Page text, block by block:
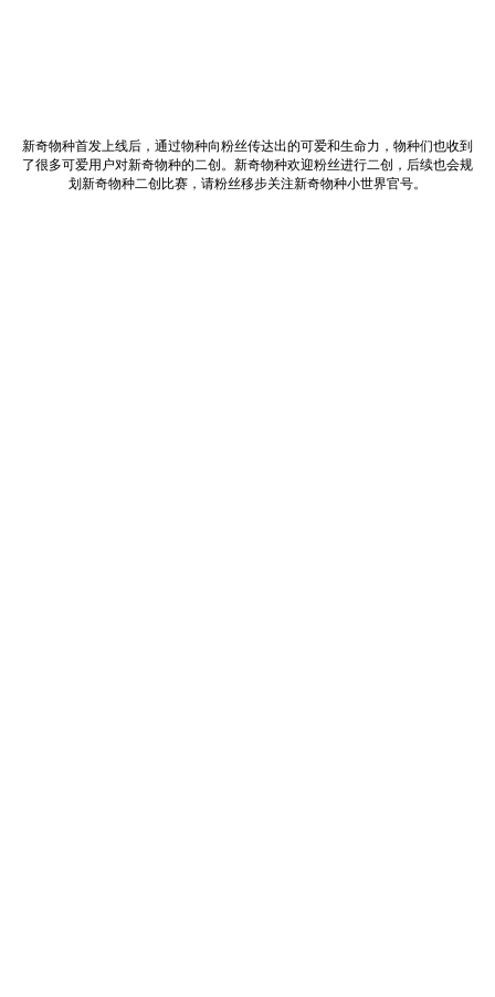
新奇物种首发上线后，通过物种向粉丝传达出的可爱和生命力，物种们也收到
了很多可爱用户对新奇物种的二创。新奇物种欢迎粉丝进行二创，后续也会规
划新奇物种二创比赛，请粉丝移步关注新奇物种小世界官号。